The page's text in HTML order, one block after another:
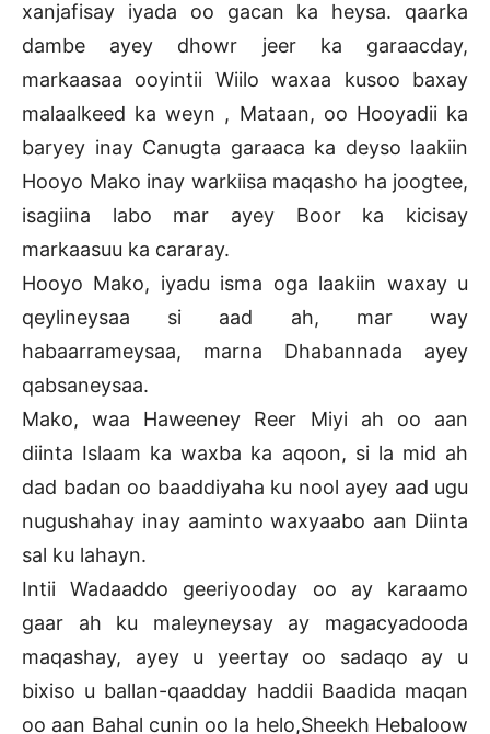
xanjafisay iyada oo gacan ka heysa. qaarka
dambe ayey dhowr jeer ka garaacday,
markaasaa ooyintii Wiilo waxaa kusoo baxay
malaalkeed ka weyn , Mataan, oo Hooyadii ka
baryey inay Canugta garaaca ka deyso laakiin
Hooyo Mako inay warkiisa maqasho ha joogtee,
isagiina labo mar ayey Boor ka kicisay
markaasuu ka cararay.
Hooyo Mako, iyadu isma oga laakiin waxay u
qeylineysaa si aad ah, mar way
habaarrameysaa, marna Dhabannada ayey
qabsaneysaa.
Mako, waa Haweeney Reer Miyi ah oo aan
diinta Islaam ka waxba ka aqoon, si la mid ah
dad badan oo baaddiyaha ku nool ayey aad ugu
nugushahay inay aaminto waxyaabo aan Diinta
sal ku lahayn.
Intii Wadaaddo geeriyooday oo ay karaamo
gaar ah ku maleyneysay ay magacyadooda
maqashay, ayey u yeertay oo sadaqo ay u
bixiso u ballan-qaadday haddii Baadida maqan
oo aan Bahal cunin oo la helo,Sheekh Hebaloow